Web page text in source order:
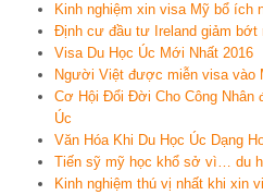
Kinh nghiệm xin visa Mỹ bổ ích
Định cư đầu tư Ireland giảm bớt
Visa Du Học Úc Mới Nhất 2016
Người Việt được miễn visa vào
Cơ Hội Đổi Đời Cho Công
Úc
Văn Hóa Khi Du Học Úc Dạng
Tiến sỹ mỹ học khổ sở vì… du
Kinh nghiệm thú vị nhất khi xin